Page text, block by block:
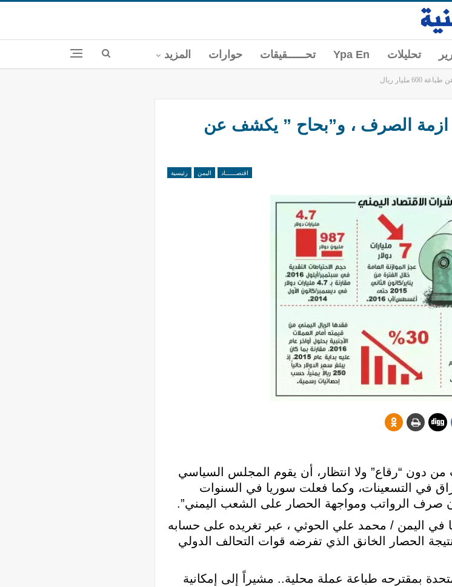
تحليلات Ypa En تحــــــقيقات حوارات المزيد
ريال
ازمة الصرف ، و”بحاح ” يكشف عن
اقتصــــــاد اليمن رئيسية
من دون “رقاع” ولا انتظار، أن يقوم المجلس السياسي
في التسعينات، وكما فعلت سوريا في السنوات
صرف الرواتب ومواجهة الحصار على الشعب اليمني”.
في اليمن / محمد علي الحوثي ، عبر تغريده على حسابه
الحصار الخانق الذي تفرضه قوات التحالف الدولي
بمقترحه طباعة عملة محلية.. مشيراً إلى إمكانية